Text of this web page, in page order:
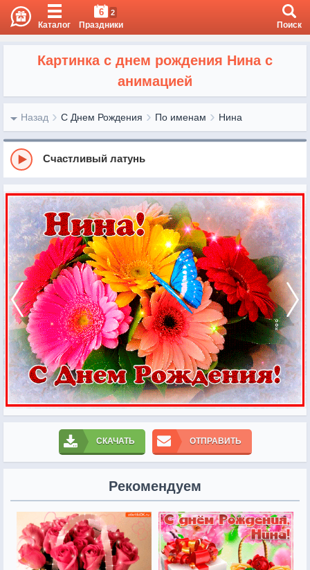
Каталог
6 2
Праздники Поиск
Картинка с днем рождения Нина с
анимацией
Назад С Днем Рождения По именам Нина
Счастливый латунь
СКАЧАТЬ ОТПРАВИТЬ
Рекомендуем